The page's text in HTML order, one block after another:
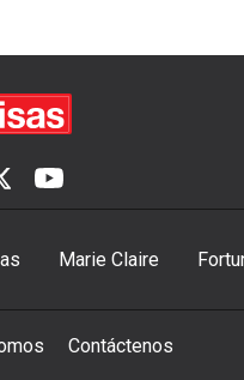
Marie Claire
Contáctenos